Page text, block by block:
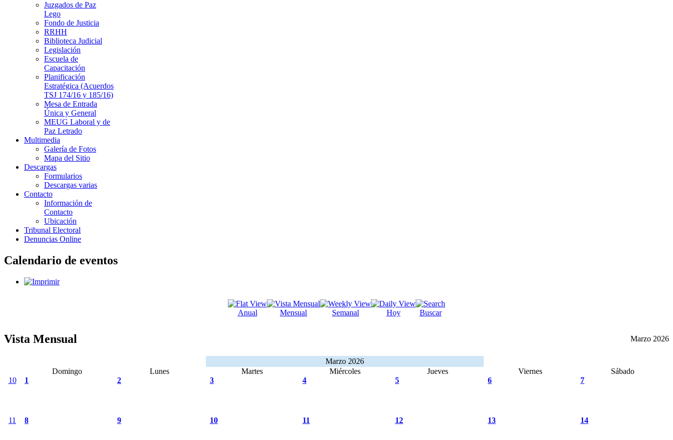
Juzgados de Paz
Lego
Fondo de Justicia
RRHH
Biblioteca Judicial
Legislación
Escuela de
Capacitación
Planificación
Estratégica (Acuerdos
TSJ 174/16 y 185/16)
Mesa de Entrada
Única y General
MEUG Laboral y de
Paz Letrado
Multimedia
Galería de Fotos
Mapa del Sitio
Descargas
Formularios
Descargas varias
Contacto
Información de
Contacto
Ubicación
Tribunal Electoral
Denuncias Online
Calendario de eventos
Anual Mensual Semanal Hoy Buscar
Vista Mensual Marzo 2026
Marzo 2026
Domingo
Lunes Martes Miércoles Jueves Viernes
Sábado
10
1 2 3 4 5 6 7
11 8 9 10 11 12 13 14